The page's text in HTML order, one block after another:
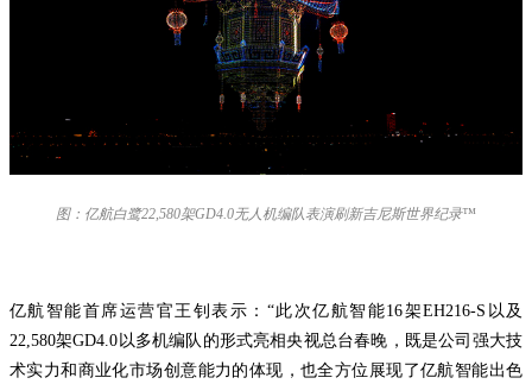
图：亿航白鹭22,580架GD4.0无人机编队表演刷新吉尼斯世界纪录™
亿航智能首席运营官王钊表示：“此次亿航智能16架EH216-S以及
22,580架GD4.0以多机编队的形式亮相央视总台春晚，既是公司强大技
术实力和商业化市场创意能力的体现，也全方位展现了亿航智能出色